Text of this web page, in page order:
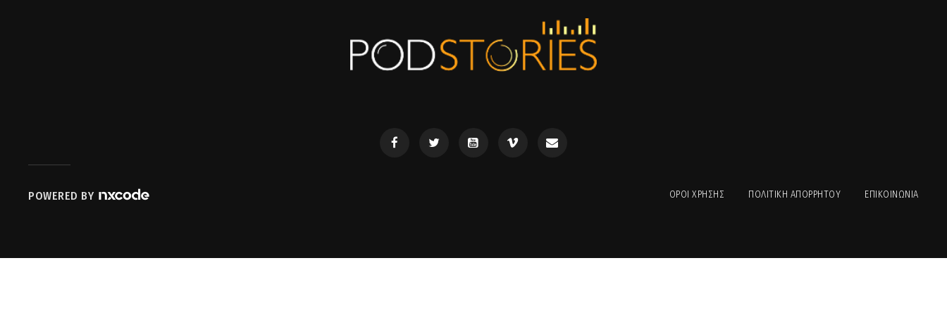
ΟΡΟΙ ΧΡΉΣΗΣ ΠΟΛΙΤΙΚΉ ΑΠΟΡΡΉΤΟΥ ΕΠΙΚΟΙΝΩΝΊΑ
POWERED BY